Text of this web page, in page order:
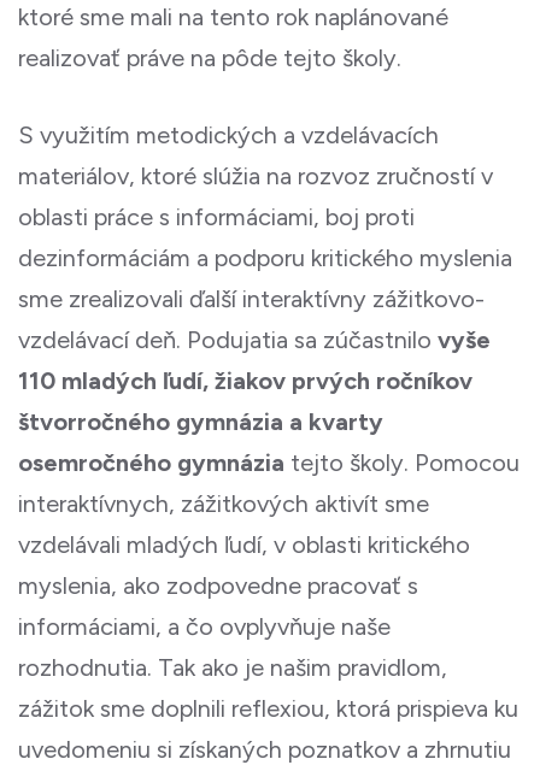
ktoré sme mali na tento rok naplánované
realizovať práve na pôde tejto školy.
S využitím metodických a vzdelávacích
materiálov, ktoré slúžia na rozvoz zručností v
oblasti práce s informáciami, boj proti
dezinformáciám a podporu kritického myslenia
sme zrealizovali ďalší interaktívny zážitkovo-
vzdelávací deň. Podujatia sa zúčastnilo vyše
110 mladých ľudí, žiakov prvých ročníkov
štvorročného gymnázia a kvarty
osemročného gymnázia tejto školy. Pomocou
interaktívnych, zážitkových aktivít sme
vzdelávali mladých ľudí, v oblasti kritického
myslenia, ako zodpovedne pracovať s
informáciami, a čo ovplyvňuje naše
rozhodnutia. Tak ako je našim pravidlom,
zážitok sme doplnili reflexiou, ktorá prispieva ku
uvedomeniu si získaných poznatkov a zhrnutiu